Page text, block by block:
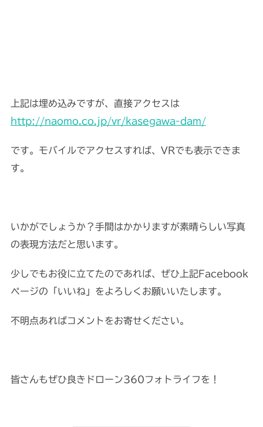
上記は埋め込みですが、直接アクセスは
http://naomo.co.jp/vr/kasegawa-dam/
です。モバイルでアクセスすれば、VRでも表示できま
す。
いかがでしょうか？手間はかかりますが素晴らしい写真
の表現方法だと思います。
少しでもお役に立てたのであれば、ぜひ上記Facebook
ページの「いいね」をよろしくお願いいたします。
不明点あればコメントをお寄せください。
皆さんもぜひ良きドローン360フォトライフを！